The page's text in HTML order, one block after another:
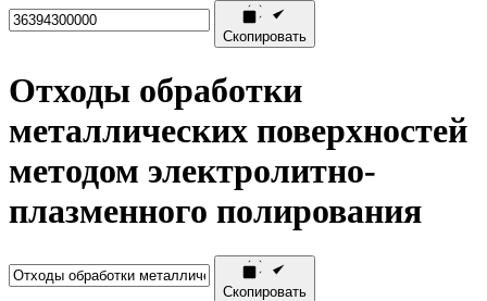
Скопировать
Отходы обработки
металлических поверхностей
методом электролитно-
плазменного полирования
Скопировать